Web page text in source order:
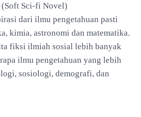
Sci-fi Novel)
dari ilmu pengetahuan pasti
kimia, astronomi dan matematika.
fiksi ilmiah sosial lebih banyak
ilmu pengetahuan yang lebih
sosiologi, demografi, dan